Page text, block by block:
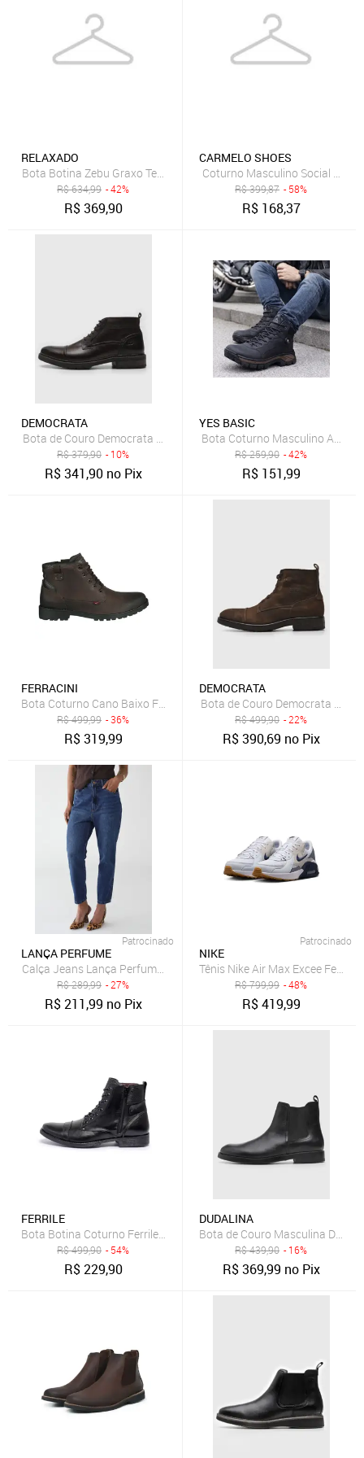
RELAXADO
Bota Botina Zebu Graxo Tenis Casual Original 74090
R$634,99 - 42%
R$369,90
CARMELO SHOES
Coturno Masculino Social
R$399,87 - 58%
R$ 168,37
DEMOCRATA
Bota de Couro Democrata Recortes Café
R$379,90 - 10%
R$341,90no Pix
YES BASIC
Bota Coturno Masculino
R$259,90 - 42%
R$ 151,99
FERRACINI
Bota Coturno Cano Baixo Ferracini Cross Masculino De Couro Café
R$499,99 - 36%
R$319,99
DEMOCRATA
Bota de Couro Democrata Dust
R$499,90 - 22%
R$390,69 no Pix
Patrocinado
LANÇA PERFUME
Calça Jeans Lança Perfume Mom Luna Azul
R$289,99 - 27%
R$211,99 no Pix
Patrocinado
NIKE
Tênis Nike Air Max Excee
R$799,99 - 48%
R$419,99
FERRILE
Bota Botina Coturno Ferrile em Couro Bico Redondo Zíper Preta
R$499,90 - 54%
R$229,90
DUDALINA
Bota de Couro Masculina
R$439,90 - 16%
R$369,99 no Pix